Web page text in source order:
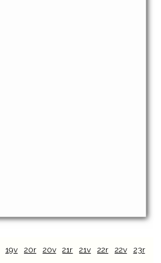
19v 20r 20v 21r 21v 22r 22v 23r